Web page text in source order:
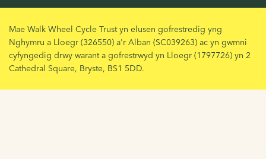
Mae Walk Wheel Cycle Trust yn elusen gofrestredig yng
Nghymru a Lloegr (326550) a'r Alban (SC039263) ac yn gwmni
cyfyngedig drwy warant a gofrestrwyd yn Lloegr (1797726) yn 2
Cathedral Square, Bryste, BS1 5DD.